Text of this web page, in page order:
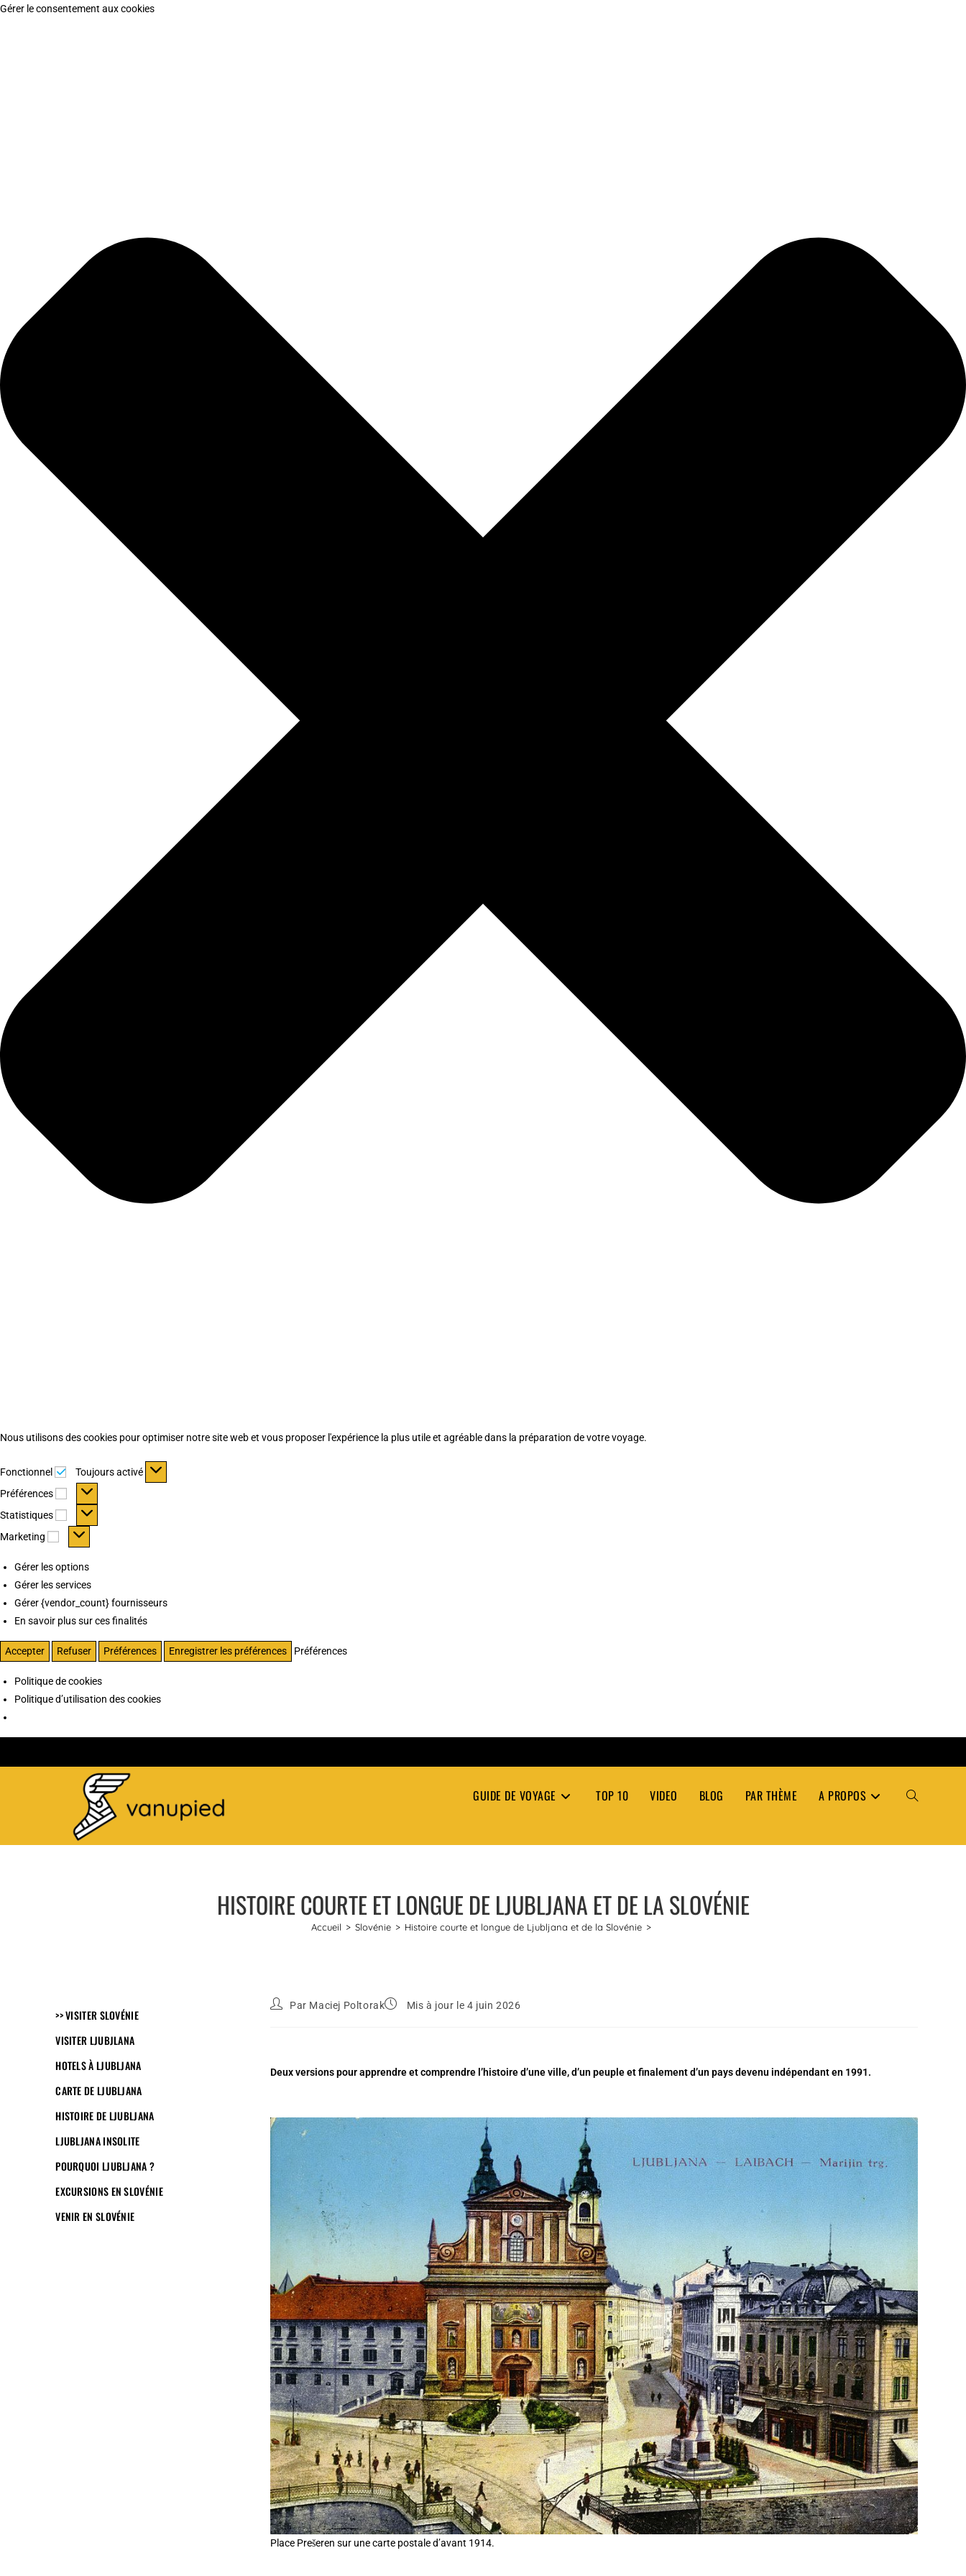
Gérer le consentement aux cookies
Nous utilisons des cookies pour optimiser notre site web et vous proposer l'expérience la plus utile et agréable dans la préparation de votre voyage.
Fonctionnel Fonctionnel
Toujours activé
Préférences
Préférences
Statistiques Statistiques
Marketing Marketing
Gérer les options
Gérer les services
Gérer {vendor_count} fournisseurs
En savoir plus sur ces finalités
Accepter Refuser Préférences Enregistrer les préférences Préférences
Politique de cookies
Politique d’utilisation des cookies
GUIDE DE VOYAGE TOP 10 VIDEO BLOG PAR THÈME A PROPOS TOGGLE
HISTOIRE COURTE ET LONGUE DE LJUBLJANA ET DE LA SLOVÉNIE
Accueil > Slovénie > Histoire courte et longue de Ljubljana et de la Slovénie >
>> VISITER SLOVÉNIE
VISITER LJUBJLANA
HOTELS À LJUBLJANA
CARTE DE LJUBLJANA
HISTOIRE DE LJUBLJANA
LJUBLJANA INSOLITE
POURQUOI LJUBLJANA ?
EXCURSIONS EN SLOVÉNIE
VENIR EN SLOVÉNIE
Par Maciej Poltorak Mis à jour le 4 juin 2026
Deux versions pour apprendre et comprendre l’histoire d’une ville, d’un peuple et finalement d’un pays devenu indépendant en 1991.
Place Prešeren sur une carte postale d’avant 1914.